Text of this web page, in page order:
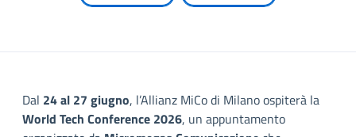
Dal 24 al 27 giugno, l’Allianz MiCo di Milano ospiterà la
World Tech Conference 2026, un appuntamento